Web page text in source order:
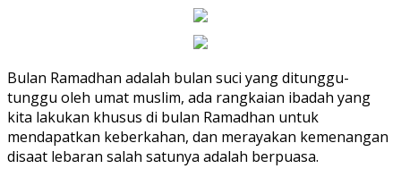
Bulan Ramadhan adalah bulan suci yang ditunggu-
tunggu oleh umat muslim, ada rangkaian ibadah yang
kita lakukan khusus di bulan Ramadhan untuk
mendapatkan keberkahan, dan merayakan kemenangan
disaat lebaran salah satunya adalah berpuasa.